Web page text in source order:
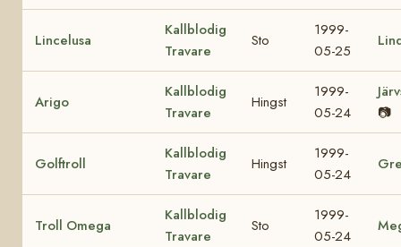
Lincelusa
Kallblodig
Travare
Sto
1999-
05-25
Arigo
Kallblodig
Travare
Hingst
1999-
05-24
📷
Golftroll
Kallblodig
Travare
Hingst
1999-
05-24
Troll Omega
Kallblodig
Travare
Sto
1999-
05-24